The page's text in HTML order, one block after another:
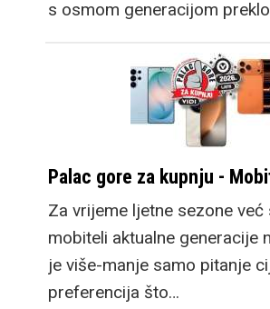
s osmom generacijom
Palac gore za kupnju -
Za vrijeme ljetne sezone već
mobiteli aktualne generacije
je više-manje samo pitanje
preferencija što…